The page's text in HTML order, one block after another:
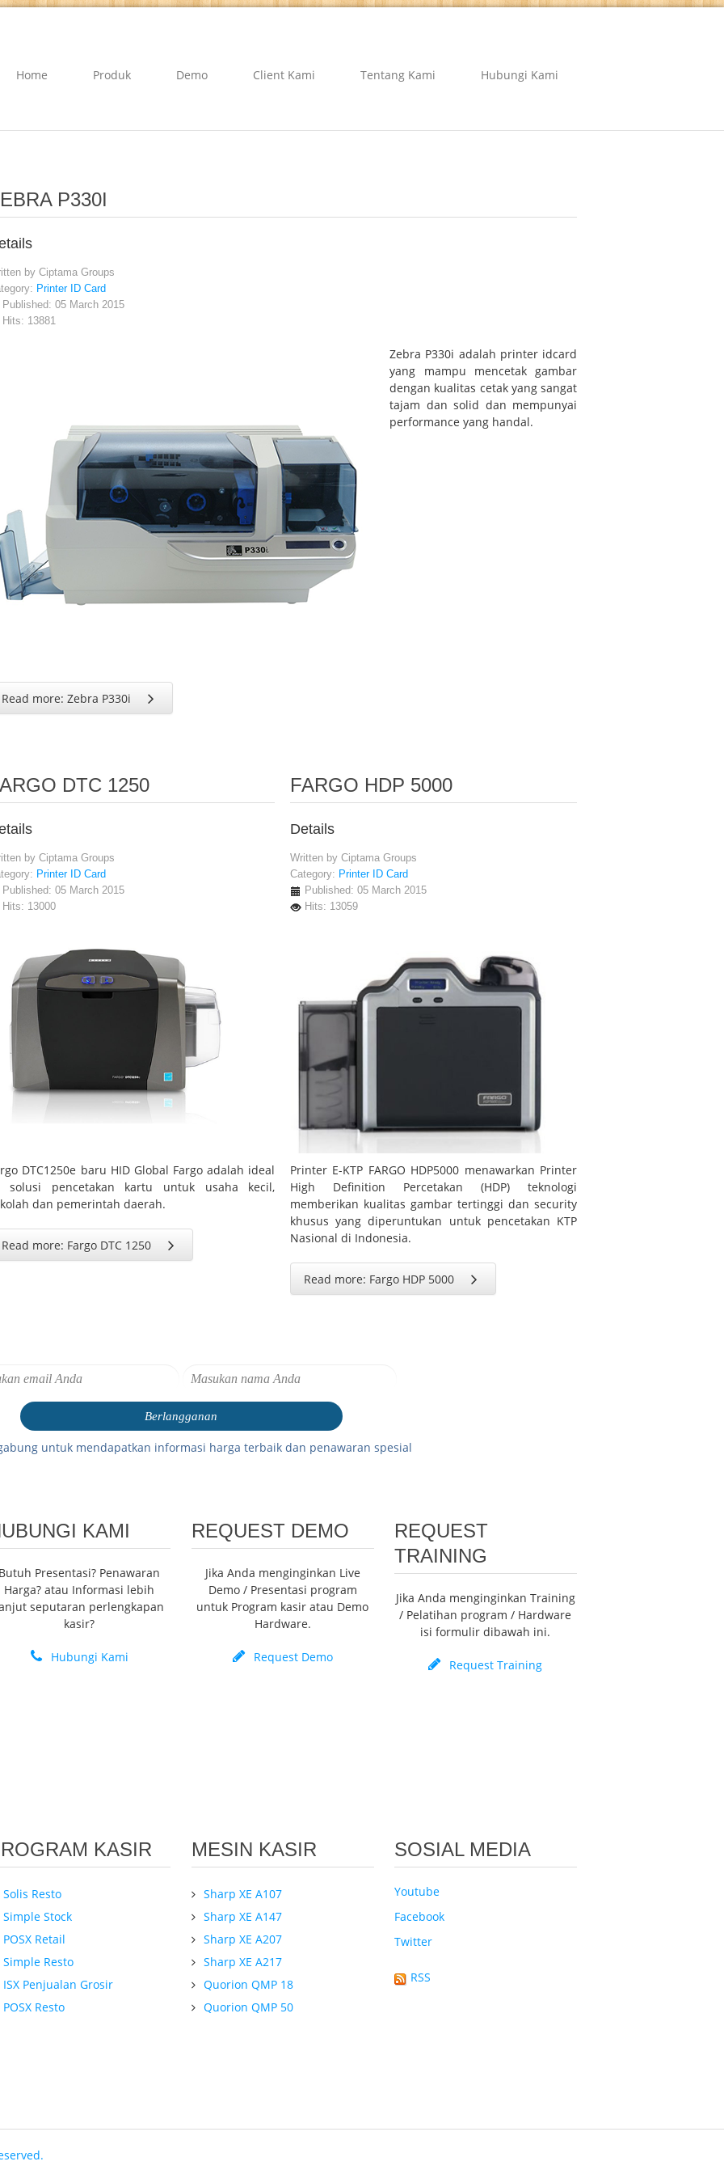
Home Produk Demo Client Kami Tentang Kami Hubungi Kami
P330I
byCiptama Groups
Printer ID Card
Published: 05 March 2015
Hits: 13881
Zebra P330i adalah printer idcard
yang mampu mencetak gambar
dengan kualitas cetak yang sangat
tajam dan solid dan mempunyai
performance yang handal.
Read more: Zebra P330i
DTC 1250
byCiptama Groups
Printer ID Card
Published: 05 March 2015
Hits: 13000
DTC1250e baru HID Global Fargo adalah ideal
solusi pencetakan kartu untuk usaha kecil,
dan pemerintah daerah.
Read more: Fargo DTC 1250
FARGO HDP 5000
Details
Written by Ciptama Groups
Category: Printer ID Card
Published: 05 March 2015
Hits: 13059
Printer E-KTP FARGO HDP5000 menawarkan Printer
High Definition Percetakan (HDP) teknologi
memberikan kualitas gambar tertinggi dan security
khusus yang diperuntukan untuk pencetakan KTP
Nasional di Indonesia.
Read more: Fargo HDP 5000
untuk mendapatkan informasi harga terbaik dan penawaran spesial
KAMI
Butuh Presentasi? Penawaran
Harga? atau Informasi lebih
seputaran perlengkapan
kasir?
Hubungi Kami
REQUEST DEMO
Jika Anda menginginkan Live
Demo / Presentasi program
untuk Program kasir atau Demo
Hardware.
Request Demo
REQUEST
TRAINING
Jika Anda menginginkan Training
/ Pelatihan program / Hardware
isi formulir dibawah ini.
Request Training
KASIR
Solis Resto
Simple Stock
POSX Retail
Simple Resto
ISX Penjualan Grosir
POSX Resto
MESIN KASIR
Sharp XE A107
Sharp XE A147
Sharp XE A207
Sharp XE A217
Quorion QMP 18
Quorion QMP 50
SOSIAL MEDIA
Youtube
Facebook
Twitter
RSS